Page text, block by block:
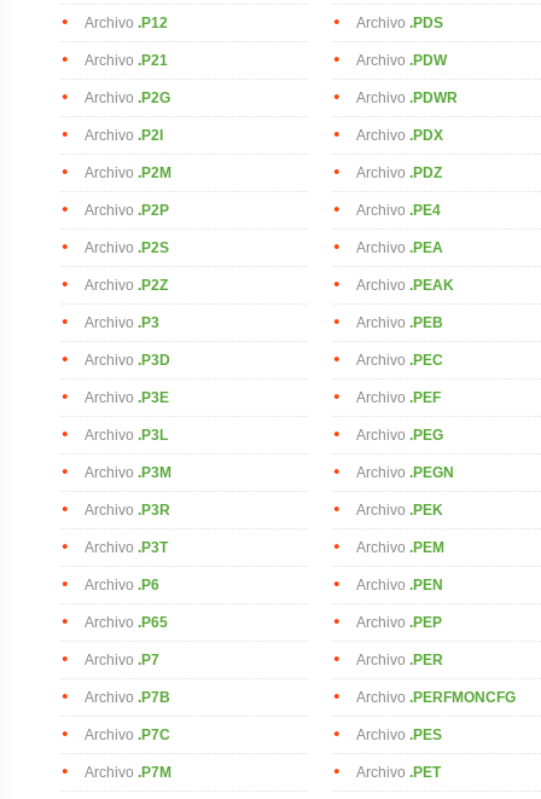
Archivo .P12
Archivo .P21
Archivo .P2G
Archivo .P2I
Archivo .P2M
Archivo .P2P
Archivo .P2S
Archivo .P2Z
Archivo .P3
Archivo .P3D
Archivo .P3E
Archivo .P3L
Archivo .P3M
Archivo .P3R
Archivo .P3T
Archivo .P6
Archivo .P65
Archivo .P7
Archivo .P7B
Archivo .P7C
Archivo .P7M
Archivo .PDS
Archivo .PDW
Archivo .PDWR
Archivo .PDX
Archivo .PDZ
Archivo .PE4
Archivo .PEA
Archivo .PEAK
Archivo .PEB
Archivo .PEC
Archivo .PEF
Archivo .PEG
Archivo .PEGN
Archivo .PEK
Archivo .PEM
Archivo .PEN
Archivo .PEP
Archivo .PER
Archivo .PERFMONCFG
Archivo .PES
Archivo .PET